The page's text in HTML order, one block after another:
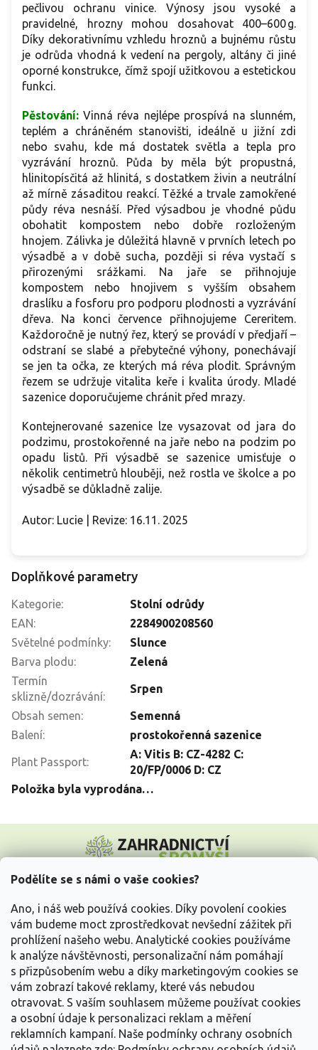
Podělíte se s námi o vaše cookies?
Ano, i náš web používá cookies. Díky povolení cookies
vám budeme moct zprostředkovat nevšední zážitek při
prohlížení našeho webu. Analytické cookies používáme
k analýze návštěvnosti, personalizační nám pomáhají
s přizpůsobením webu a díky marketingovým cookies se
vám zobrazí takové reklamy, které vás nebudou
otravovat. S vaším souhlasem můžeme používat cookies
a osobní údaje k personalizaci reklam a měření
reklamních kampaní. Naše podmínky ochrany osobních
pečlivou ochranu vinice. Výnosy jsou vysoké a
pravidelné, hrozny mohou dosahovat 400–600 g.
Díky dekorativnímu vzhledu hroznů a bujnému růstu
je odrůda vhodná k vedení na pergoly, altány či jiné
oporné konstrukce, čímž spojí užitkovou a estetickou
funkci.
Pěstování:Vinná réva nejlépe prospívá na slunném,
teplém a chráněném stanovišti, ideálně u jižní zdi
nebo svahu, kde má dostatek světla a tepla pro
vyzrávání hroznů. Půda by měla být propustná,
hlinitopísčitá až hlinitá, s dostatkem živin a neutrální
až mírně zásaditou reakcí. Těžké a trvale zamokřené
půdy réva nesnáší. Před výsadbou je vhodné půdu
obohatit kompostem nebo dobře rozloženým
hnojem. Zálivka je důležitá hlavně v prvních letech po
výsadbě a v době sucha, později si réva vystačí s
přirozenými srážkami. Na jaře se přihnojuje
kompostem nebo hnojivem s vyšším obsahem
draslíku a fosforu pro podporu plodnosti a vyzrávání
dřeva. Na konci července přihnojujeme Cereritem.
Každoročně je nutný řez, který se provádí v předjaří –
odstraní se slabé a přebytečné výhony, ponechávají
se jen ta očka, ze kterých má réva plodit. Správným
řezem se udržuje vitalita keře i kvalita úrody. Mladé
sazenice doporučujeme chránit před mrazy.
Kontejnerované sazenice lze vysazovat od jara do
podzimu, prostokořenné na jaře nebo na podzim po
opadu listů. Při výsadbě se sazenice umisťuje o
několik centimetrů hlouběji, než rostla ve školce a po
výsadbě se důkladně zalije.
Autor: Lucie | Revize: 16.11. 2025
Doplňkové parametry
Kategorie:
Stolní odrůdy
EAN:
2284900208560
Světelné podmínky:
Slunce
Barva plodu:
Zelená
Termín
sklizně/dozrávání:
Srpen
Obsah semen:
Semenná
Balení: prostokořenná sazenice
Plant Passport:
A: Vitis B: CZ-4282 C:
20/FP/0006 D: CZ
Položka byla vyprodána…
p
Vše o nákupu
Informace pro Vás
Kontakujte nás